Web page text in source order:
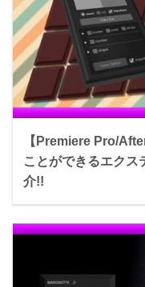
【Premiere Pro/
ことができるエク
介!!